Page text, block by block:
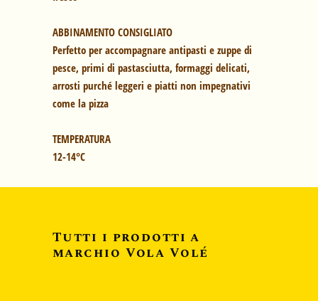
ABBINAMENTO CONSIGLIATO
Perfetto per accompagnare antipasti e zuppe di
pesce, primi di pastasciutta, formaggi delicati,
arrosti purché leggeri e piatti non impegnativi
come la pizza
TEMPERATURA
12-14°C
Tutti i prodotti a
marchio Vola Volé